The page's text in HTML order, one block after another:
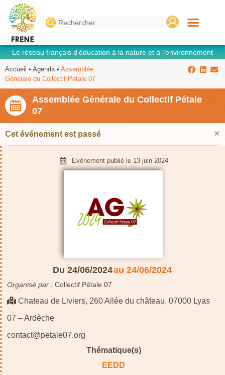
Search
for:
Le réseau français d’éducation à la nature et à l’environnement
Accueil • Agenda • Assemblée
Générale du Collectif Pétale 07
Assemblée Générale du Collectif Pétale
07
Cet événement est passé ×
Evénement publié le13 juin 2024
Du 24/06/2024au 24/06/2024
Organisé par : Collectif Pétale 07
Chateau de Liviers, 260 Allée du château, 07000 Lyas
07 – Ardèche
contact@petale07.org
Thématique(s)
EEDD